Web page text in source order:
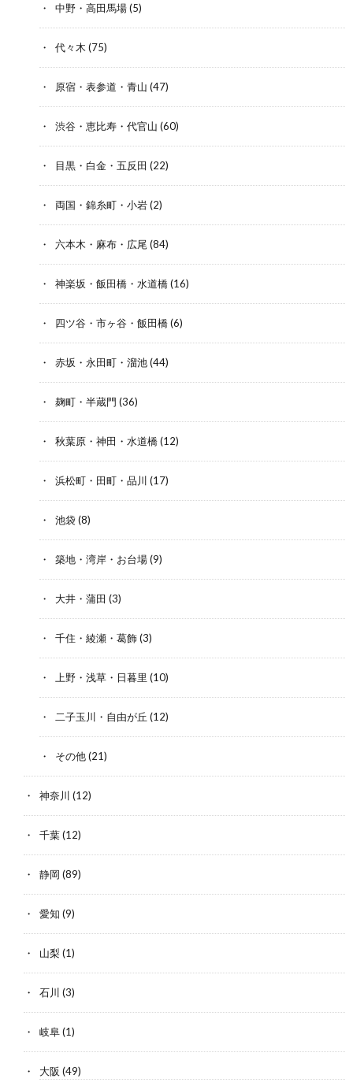
中野・高田馬場(5)
代々木 (75)
原宿・表参道・青山 (47)
渋谷・恵比寿・代官山 (60)
目黒・白金・五反田 (22)
両国・錦糸町・小岩(2)
六本木・麻布・広尾 (84)
神楽坂・飯田橋・水道橋(16)
四ツ谷・市ヶ谷・飯田橋(6)
赤坂・永田町・溜池(44)
麹町・半蔵門 (36)
秋葉原・神田・水道橋(12)
浜松町・田町・品川 (17)
池袋(8)
築地・湾岸・お台場(9)
大井・蒲田 (3)
千住・綾瀬・葛飾(3)
上野・浅草・日暮里 (10)
二子玉川・自由が丘 (12)
その他(21)
神奈川 (12)
千葉(12)
静岡 (89)
愛知 (9)
山梨(1)
石川 (3)
岐阜(1)
大阪 (49)